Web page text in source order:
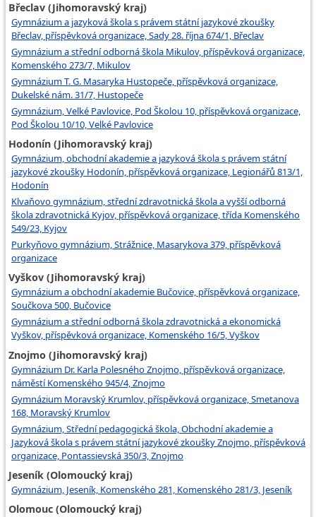
Břeclav (Jihomoravský kraj)
Gymnázium a jazyková škola s právem státní jazykové zkoušky
Břeclav, příspěvková organizace, Sady 28. října 674/1, Břeclav
Gymnázium a střední odborná škola Mikulov, příspěvková organizace,
Komenského 273/7, Mikulov
Gymnázium T. G. Masaryka Hustopeče, příspěvková organizace,
Dukelské nám. 31/7, Hustopeče
Gymnázium, Velké Pavlovice, Pod Školou 10, příspěvková organizace,
Pod Školou 10/10, Velké Pavlovice
Hodonín (Jihomoravský kraj)
Gymnázium, obchodní akademie a jazyková škola s právem státní
jazykové zkoušky Hodonín, příspěvková organizace, Legionářů 813/1,
Hodonín
Klvaňovo gymnázium, střední zdravotnická škola a vyšší odborná
škola zdravotnická Kyjov, příspěvková organizace, třída Komenského
549/23, Kyjov
Purkyňovo gymnázium, Strážnice, Masarykova 379, příspěvková
organizace
Vyškov (Jihomoravský kraj)
Gymnázium a obchodní akademie Bučovice, příspěvková organizace,
Součkova 500, Bučovice
Gymnázium a střední odborná škola zdravotnická a ekonomická
Vyškov, příspěvková organizace, Komenského 16/5, Vyškov
Znojmo (Jihomoravský kraj)
Gymnázium Dr. Karla Polesného Znojmo, příspěvková organizace,
náměstí Komenského 945/4, Znojmo
Gymnázium Moravský Krumlov, příspěvková organizace, Smetanova
168, Moravský Krumlov
Gymnázium, Střední pedagogická škola, Obchodní akademie a
Jazyková škola s právem státní jazykové zkoušky Znojmo, příspěvková
organizace, Pontassievská 350/3, Znojmo
Jeseník (Olomoucký kraj)
Gymnázium, Jeseník, Komenského 281, Komenského 281/3, Jeseník
Olomouc (Olomoucký kraj)